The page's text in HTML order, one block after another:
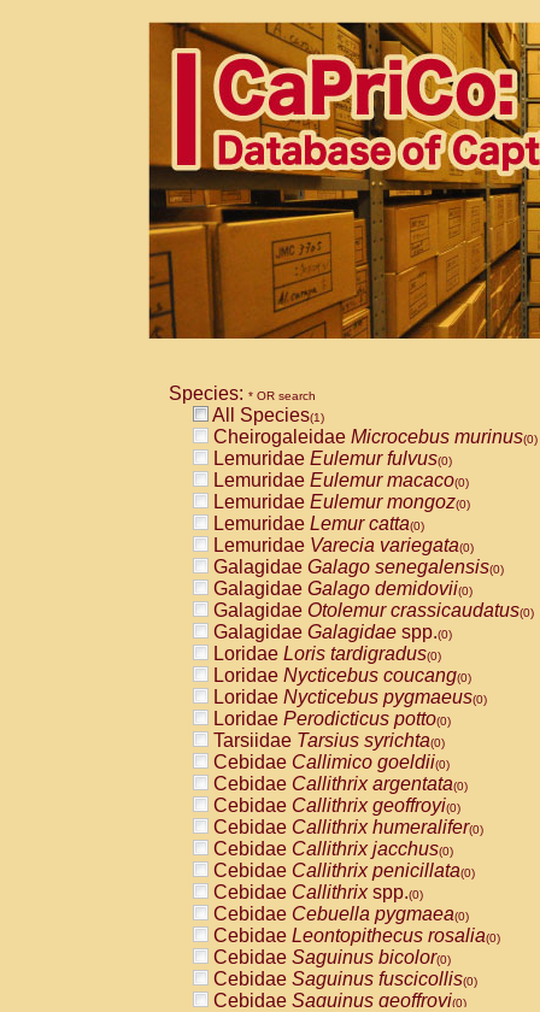
Species: * OR search
All Species(1)
Cheirogaleidae Microcebus murinus(0)
Lemuridae Eulemur fulvus(0)
Lemuridae Eulemur macaco(0)
Lemuridae Eulemur mongoz(0)
Lemuridae Lemur catta(0)
Lemuridae Varecia variegata(0)
Galagidae Galago senegalensis(0)
Galagidae Galago demidovii(0)
Galagidae Otolemur crassicaudatus(0)
Galagidae Galagidae spp.(0)
Loridae Loris tardigradus(0)
Loridae Nycticebus coucang(0)
Loridae Nycticebus pygmaeus(0)
Loridae Perodicticus potto(0)
Tarsiidae Tarsius syrichta(0)
Cebidae Callimico goeldii(0)
Cebidae Callithrix argentata(0)
Cebidae Callithrix geoffroyi(0)
Cebidae Callithrix humeralifer(0)
Cebidae Callithrix jacchus(0)
Cebidae Callithrix penicillata(0)
Cebidae Callithrixspp.(0)
Cebidae Cebuella pygmaea(0)
Cebidae Leontopithecus rosalia(0)
Cebidae Saguinus bicolor(0)
Cebidae Saguinus fuscicollis(0)
Cebidae Saguinus geoffroyi(0)